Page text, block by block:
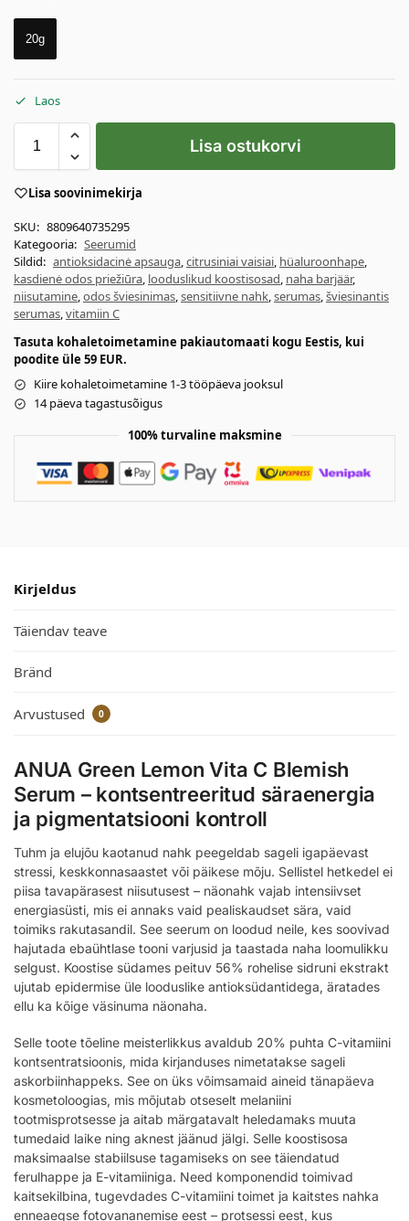
20g
Laos
Lisa ostukorvi
Lisa soovinimekirja
SKU: 8809640735295
Kategooria: Seerumid
Sildid: antioksidacinė apsauga,citrusiniai vaisiai, hüaluroonhape,
kasdienė odos priežiūra, looduslikud koostisosad, naha barjäär,
niisutamine,odos šviesinimas,sensitiivne nahk,serumas,šviesinantis
serumas,vitamiin C
Tasuta kohaletoimetamine pakiautomaati kogu Eestis, kui
poodite üle 59 EUR.
Kiire kohaletoimetamine 1-3 tööpäeva jooksul
14 päeva tagastusõigus
100% turvaline maksmine
Kirjeldus
Täiendav teave
Bränd
Arvustused 0
ANUA Green Lemon Vita C Blemish
Serum – kontsentreeritud säraenergia
ja pigmentatsiooni kontroll
Tuhm ja elujõu kaotanud nahk peegeldab sageli igapäevast
stressi, keskkonnasaastet või päikese mõju. Sellistel hetkedel ei
piisa tavapärasest niisutusest – näonahk vajab intensiivset
energiasüsti, mis ei annaks vaid pealiskaudset sära, vaid
toimiks rakutasandil. See seerum on loodud neile, kes soovivad
hajutada ebaühtlase tooni varjusid ja taastada naha loomulikku
selgust. Koostise südames peituv 56% rohelise sidruni ekstrakt
ujutab epidermise üle looduslike antioksüdantidega, äratades
ellu ka kõige väsinuma näonaha.
Selle toote tõeline meisterlikkus avaldub 20% puhta C-vitamiini
kontsentratsioonis, mida kirjanduses nimetatakse sageli
askorbiinhappeks. See on üks võimsamaid aineid tänapäeva
kosmetoloogias, mis mõjutab otseselt melaniini
tootmisprotsesse ja aitab märgatavalt heledamaks muuta
tumedaid laike ning aknest jäänud jälgi. Selle koostisosa
maksimaalse stabiilsuse tagamiseks on see täiendatud
ferulhappe ja E-vitamiiniga. Need komponendid toimivad
kaitsekilbina, tugevdades C-vitamiini toimet ja kaitstes nahka
enneaegse fotovananemise eest – protsessi eest, kus